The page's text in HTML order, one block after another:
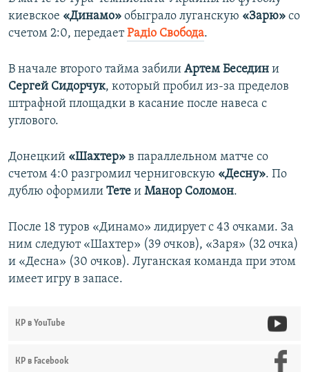
киевское «Динамо» обыграло луганскую «Зарю» со
счетом 2:0, передаетРадіо Свобода.
В начале второго тайма забили Артем Беседин и
Сергей Сидорчук, который пробил из-за пределов
штрафной площадки в касание после навеса с
углового.
Донецкий «Шахтер» в параллельном матче со
счетом 4:0 разгромил черниговскую «Десну». По
дублю оформили Тете и Манор Соломон.
После 18 туров «Динамо» лидирует с 43 очками. За
ним следуют «Шахтер» (39 очков), «Заря» (32 очка)
и «Десна» (30 очков). Луганская команда при этом
имеет игру в запасе.
КР в YouTube
КР в Facebook